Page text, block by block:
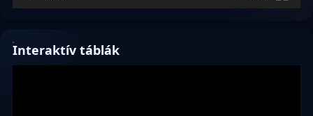
Interaktív táblák